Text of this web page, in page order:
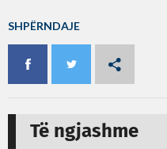
SHPËRNDAJE
Të ngjashme